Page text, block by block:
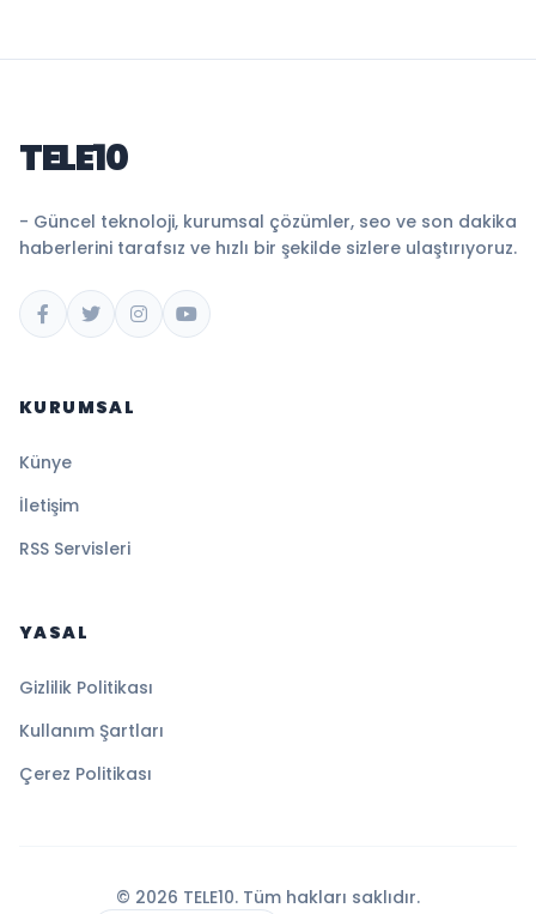
TELE10
- Güncel teknoloji, kurumsal çözümler, seo ve son dakika
haberlerini tarafsız ve hızlı bir şekilde sizlere ulaştırıyoruz.
KURUMSAL
Künye
İletişim
RSS Servisleri
YASAL
Gizlilik Politikası
Kullanım Şartları
Çerez Politikası
© 2026 TELE10. Tüm hakları saklıdır.